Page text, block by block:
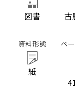
図書 古
資料形態
紙
ペ